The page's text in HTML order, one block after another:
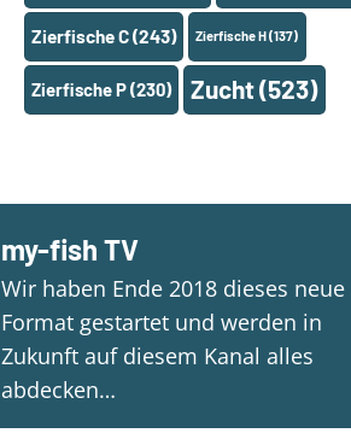
Zierfische C(243) Zierfische H(137)
Zierfische P(230) Zucht(523)
my-fish TV
Wir haben Ende 2018 dieses neue
Format gestartet und werden in
Zukunft auf diesem Kanal alles
abdecken…